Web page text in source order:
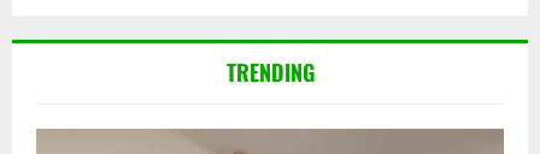
TRENDING